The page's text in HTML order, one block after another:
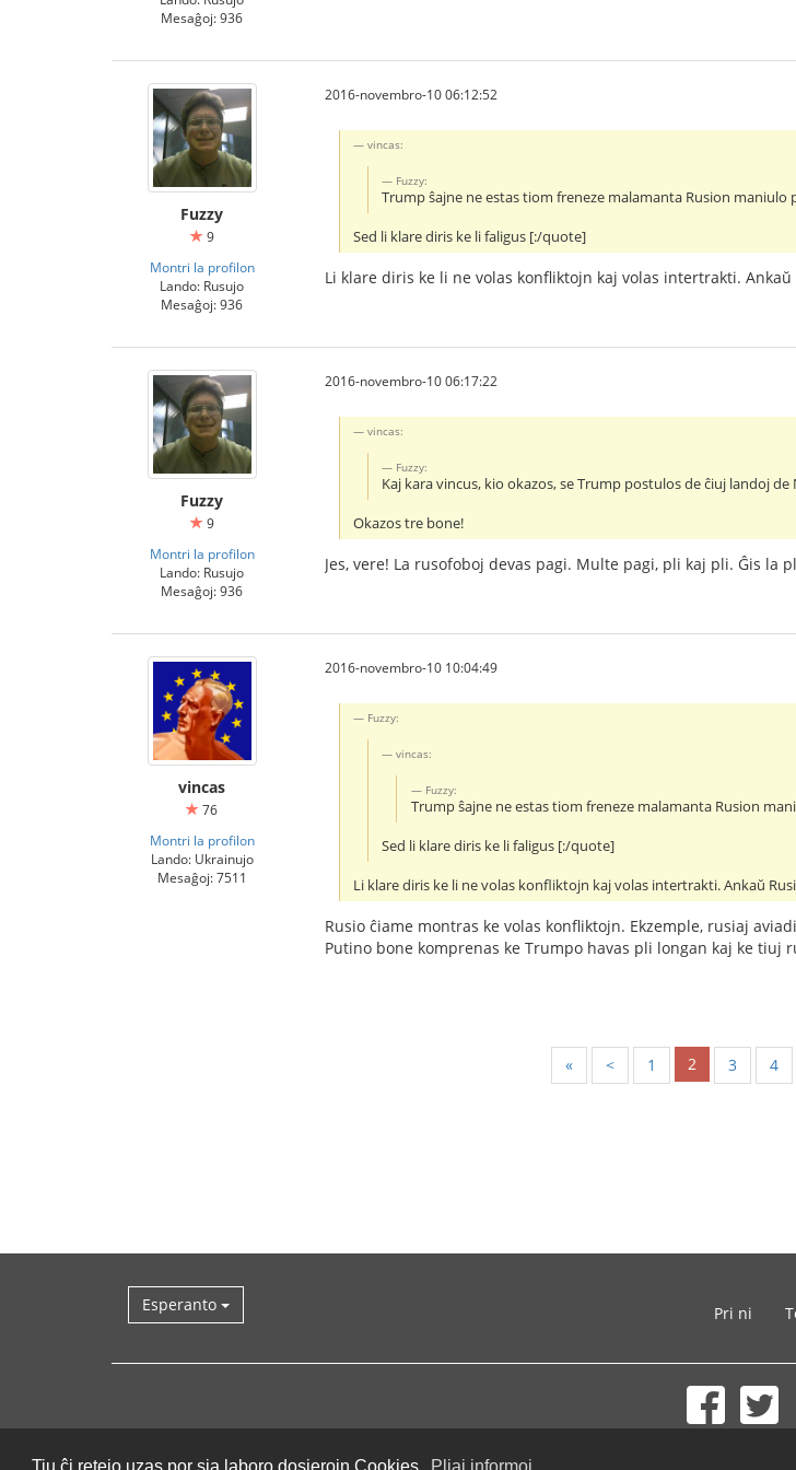
Mesaĝoj: 936
Fuzzy
9
Montri la profilon
Lando: Rusujo
Mesaĝoj: 936
2016-novembro-10 06:12:52
vincas:
Fuzzy:
Trump ŝajne ne estas tiom freneze malamanta Rusion maniulo
Sed li klare diris ke li faligus [:/quote]
Li klare diris ke li ne volas konfliktojn kaj volas intertrakti.
Fuzzy
9
Montri la profilon
Lando: Rusujo
Mesaĝoj: 936
2016-novembro-10 06:17:22
vincas:
Fuzzy:
Kaj kara vincus, kio okazos, se Trump postulos de ĉiuj landoj de
Okazos tre bone!
Jes, vere! La rusofoboj devas pagi. Multe pagi, pli kaj pli. Ĝis la
vincas
76
Montri la profilon
Lando: Ukrainujo
Mesaĝoj: 7511
2016-novembro-10 10:04:49
Fuzzy:
vincas:
Fuzzy:
Trump ŝajne ne estas tiom freneze malamanta Rusion
Sed li klare diris ke li faligus [:/quote]
Li klare diris ke li ne volas konfliktojn kaj volas intertrakti. Ankaŭ
Rusio ĉiame montras ke volas konfliktojn. Ekzemple, rusiaj
Putino bone komprenas ke Trumpo havas pli longan kaj ke
« < 1 2 3 4
Esperanto Pri ni